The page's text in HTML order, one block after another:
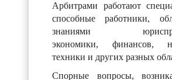
Арбитрами работают
способные работники,
знаниями
экономики, финансов,
техники и других разных
Спорные вопросы,